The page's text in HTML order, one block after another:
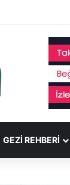
GEZI REHBERI